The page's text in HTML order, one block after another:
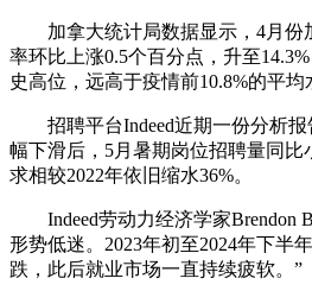
加拿大统计局数据显示，4月份
率环比上涨0.5个百分点，升至
史高位，远高于疫情前10.8%的平均
招聘平台Indeed近期一份分析报
幅下滑后，5月暑期岗位招聘量同比
求相较2022年依旧缩水36%。
Indeed劳动力经济学家Brendon
形势低迷。2023年初至2024年下半
跌，此后就业市场一直持续疲软。”